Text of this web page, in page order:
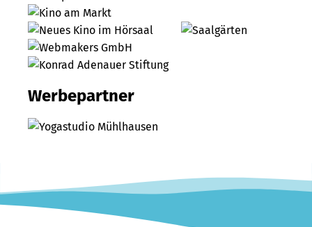
Werbepartner